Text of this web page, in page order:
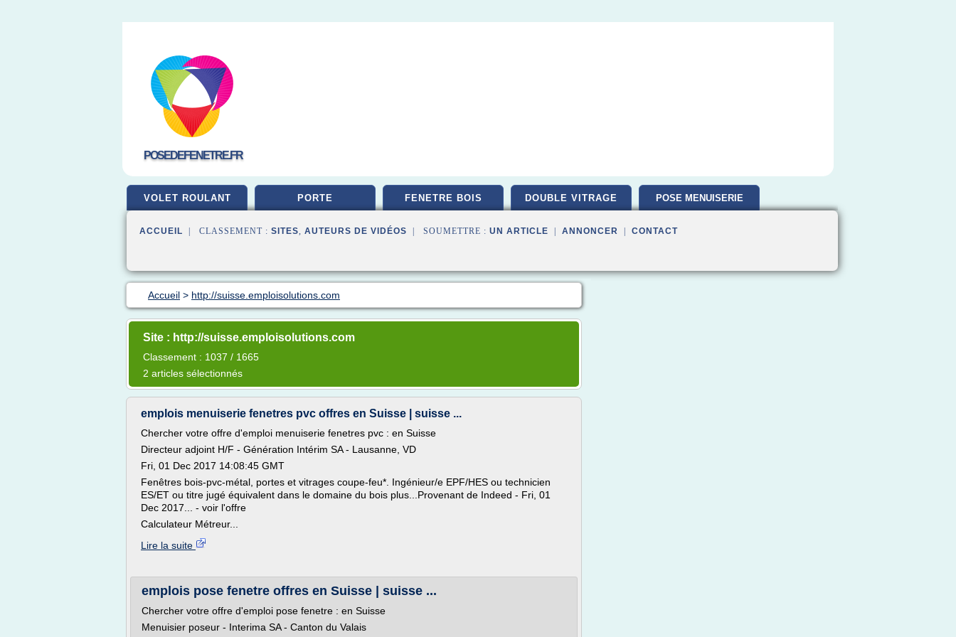
POSEDEFENETRE.FR
VOLET ROULANT PORTE FENETRE BOIS DOUBLE VITRAGE POSE MENUISERIE
ACCUEIL | CLASSEMENT : SITES, AUTEURS DE VIDÉOS | SOUMETTRE : UN ARTICLE ANNONCER CONTACT
Accueil > http://suisse.emploisolutions.com
Site : http://suisse.emploisolutions.com
Classement : 1037 / 1665
2 articles sélectionnés
emplois menuiserie fenetres pvc offres en Suisse | suisse ...
Chercher votre offre d'emploi menuiserie fenetres pvc : en Suisse
Directeur adjoint H/F - Génération Intérim SA - Lausanne, VD
Fri, 01 Dec 2017 14:08:45 GMT
Fenêtres bois-pvc-métal, portes et vitrages coupe-feu*. Ingénieur/e EPF/HES ou technicien
ES/ET ou titre jugé équivalent dans le domaine du bois plus...Provenant de Indeed - Fri, 01
Dec 2017... - voir l'offre
Calculateur Métreur...
Lire la suite
emplois pose fenetre offres en Suisse | suisse ...
Chercher votre offre d'emploi pose fenetre : en Suisse
Menuisier poseur - Interima SA - Canton du Valais